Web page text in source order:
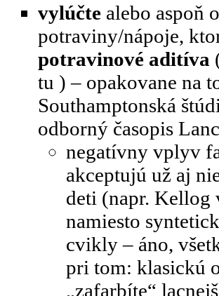
vylúčte alebo aspoň
potraviny/nápoje,
potravinové aditíva
tu ) – opakovane na
Southamptonská
odborný časopis
negatívny vplyv
akceptujú už aj
deti (napr. Kellog
namiesto
cvikly – áno,
pri tom: klasickú
„zafarbíte“